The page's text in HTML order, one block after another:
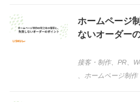
ホームページ
ないオーダー
接客・制作、 PR
ホームページ制作